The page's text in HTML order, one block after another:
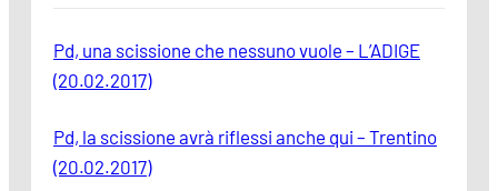
Pd, una scissione che nessuno vuole – L’ADIGE
(20.02.2017)
Pd, la scissione avrà riflessi anche qui – Trentino
(20.02.2017)